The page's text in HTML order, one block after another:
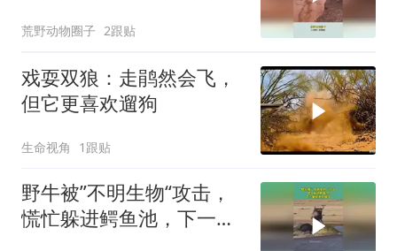
荒野动物圈子 2跟贴
戏耍双狼：走鹃然会飞，
但它更喜欢遛狗
生命视角 1跟贴
野牛被”不明生物“攻击，
慌忙躲进鳄鱼池，下一幕